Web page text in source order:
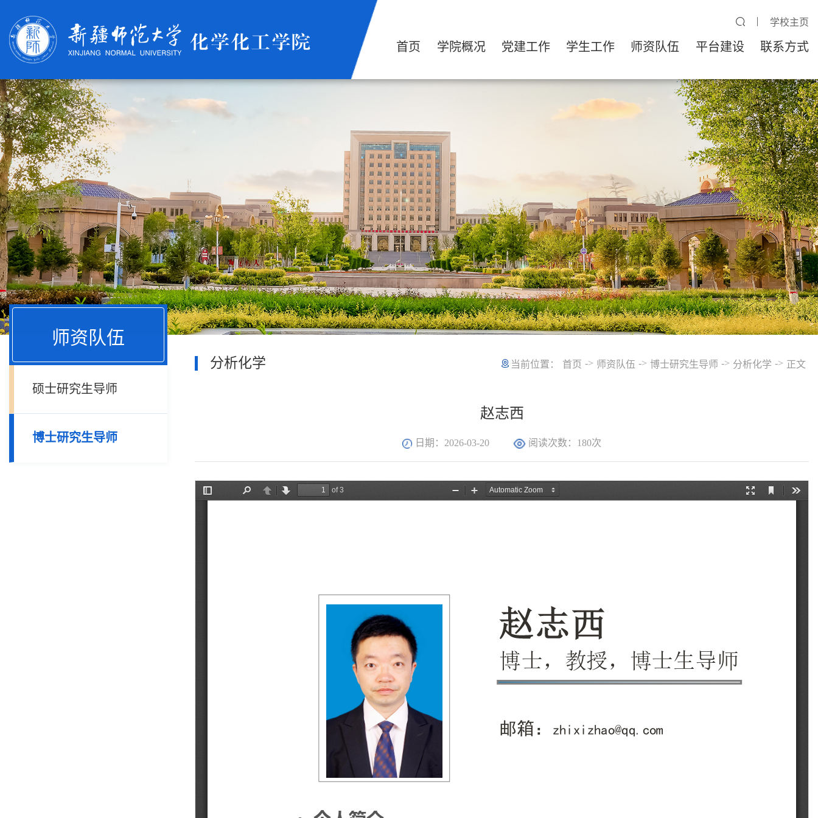
学校主页
首页 学院概况 党建工作 学生工作 师资队伍 平台建设 联系方式
师资队伍
硕士研究生导师
博士研究生导师
分析化学 当前位置： 首页 -> 师资队伍 -> 博士研究生导师 -> 分析化学 -> 正文
赵志西
日期：2026-03-20 阅读次数： 180次